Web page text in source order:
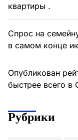
квартиры .
Спрос на
в самом конце
Опубликован
быстрее всего в
Рубрики